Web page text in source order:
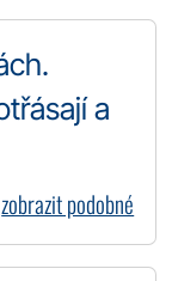
a
zobrazit podobné